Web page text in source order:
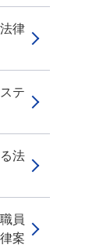
律
テ
法
員
案